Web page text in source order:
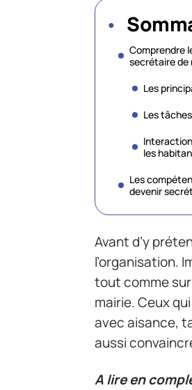
Comprendre
secrétaire de
Les
Les
les
Les
devenir
Avant d’y
l’organisation.
tout comme
mairie. Ceux
avec aisance,
aussi
A lire en